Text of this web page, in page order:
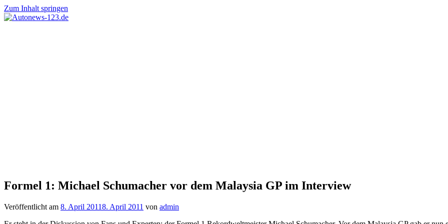
Zum Inhalt springen
Formel 1: Michael Schumacher vor dem Malaysia GP im Interview
Veröffentlicht am 8. April 20118. April 2011 von admin